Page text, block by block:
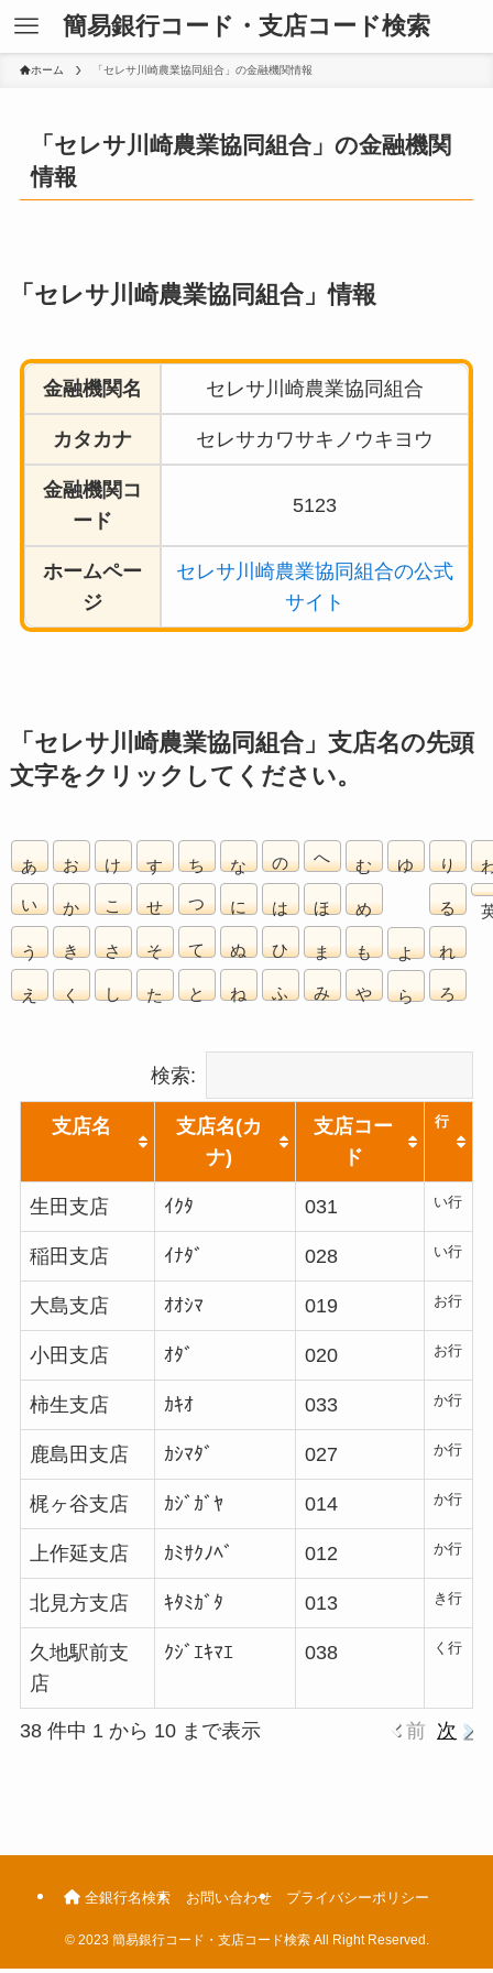
簡易銀行コード・支店コード検索
ホーム 「セレサ川崎農業協同組合」の金融機関情報
「セレサ川崎農業協同組合」の金融機関
情報
「セレサ川崎農業協同組合」情報
金融機関名 セレサ川崎農業協同組合
カタカナ セレサカワサキノウキヨウ
金融機関コ
ード
5123
ホームペー
ジ
セレサ川崎農業協同組合の公式
サイト
「セレサ川崎農業協同組合」支店名の先頭
文字をクリックしてください。
あ
い
う
え
お
か
き
く
け
こ
さ
し
す
せ
そ
た
ち
つ
て
と
な
に
ぬ
ね
の
は
ひ
ふ
へ
ほ
ま
み
む
め
も
や
ゆ
よ
ら
り
る
れ
ろ
検索:
支店名
支店名(カ
ナ)
支店コー
ド
行
生田支店 ｲｸﾀ 031 い行
稲田支店 ｲﾅﾀﾞ 028 い行
大島支店 ｵｵｼﾏ 019 お行
小田支店 ｵﾀﾞ 020 お行
柿生支店 ｶｷｵ 033 か行
鹿島田支店 ｶｼﾏﾀﾞ 027 か行
梶ヶ谷支店 ｶｼﾞｶﾞﾔ 014 か行
上作延支店 ｶﾐｻｸﾉﾍﾞ 012 か行
北見方支店 ｷﾀﾐｶﾞﾀ 013 き行
久地駅前支
店
ｸｼﾞｴｷﾏｴ 038 く行
38 件中 1 から 10 まで表示 前 次
全銀行名検索 お問い合わせ プライバシーポリシー
©2023 簡易銀行コード・支店コード検索 All Right Reserved.